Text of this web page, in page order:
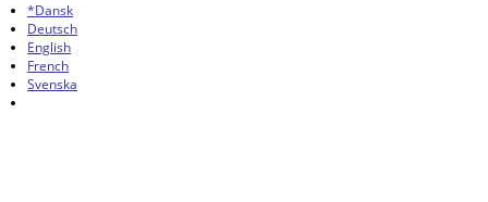
*Dansk
Deutsch
English
French
Svenska